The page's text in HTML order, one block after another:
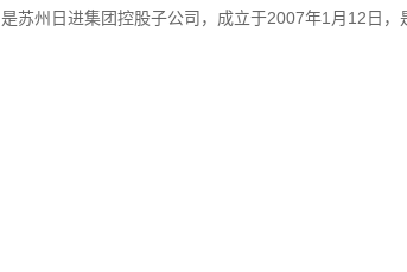
是苏州日进集团控股子公司，成立于2007年1月12日，